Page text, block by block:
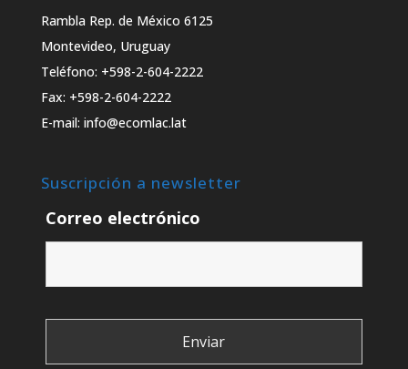
Rambla Rep. de México 6125
Montevideo, Uruguay
Teléfono: +598-2-604-2222
Fax: +598-2-604-2222
E-mail: info@ecomlac.lat
Suscripción a newsletter
Correo electrónico